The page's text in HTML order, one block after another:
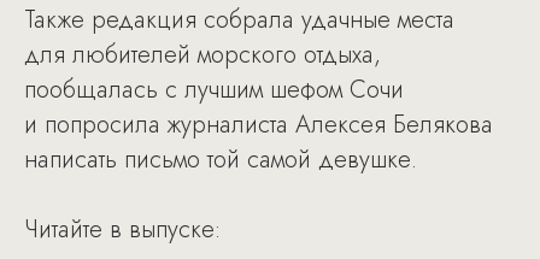
Также редакция собрала удачные места
для любителей морского отдыха,
пообщалась с лучшим шефом Сочи
и попросила журналиста Алексея Белякова
написать письмо той самой девушке.
Читайте в выпуске: